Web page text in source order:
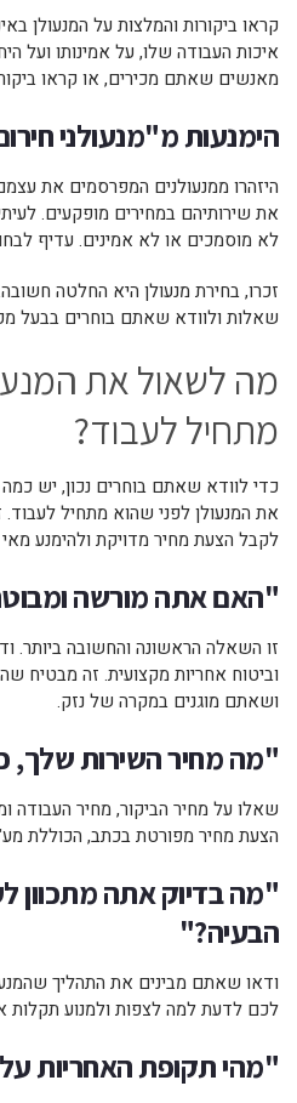
קראו ביקורות והמלצות על המנעולן
איכות העבודה שלו, על אמינותו ועל
מאנשים שאתם מכירים, או קראו
הימנעות מ"מנעולני
היזהרו ממנעולנים המפרסמים את
את שירותיהם במחירים מופקעים.
לא מוסמכים או לא אמינים. עדיף
זכרו, בחירת מנעולן היא החלטה
שאלות ולוודא שאתם בוחרים בבעל
מה לשאול את
מתחיל לעבוד?
כדי לוודא שאתם בוחרים נכון, יש
את המנעולן לפני שהוא מתחיל לעבוד.
לקבל הצעת מחיר מדויקת ולהימנע מאי
"האם אתה מורשה
זו השאלה הראשונה והחשובה ביותר.
וביטוח אחריות מקצועית. זה מבטיח
ושאתם מוגנים במקרה של נזק.
"מה מחיר השירות שלך,
שאלו על מחיר הביקור, מחיר העבודה
הצעת מחיר מפורטת בכתב, הכוללת
"מה בדיוק אתה מתכוון
הבעיה?"
ודאו שאתם מבינים את התהליך
לכם לדעת למה לצפות ולמנוע תקלות
"מהי תקופת האחריות